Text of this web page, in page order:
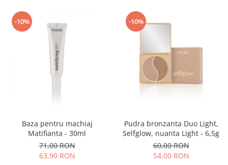
-10%
Baza pentru machiaj
Matifianta - 30ml
71,00 RON
63,90 RON
-10%
Pudra bronzanta Duo Light,
Selfglow, nuanta Light - 6,5g
60,00 RON
54,00 RON